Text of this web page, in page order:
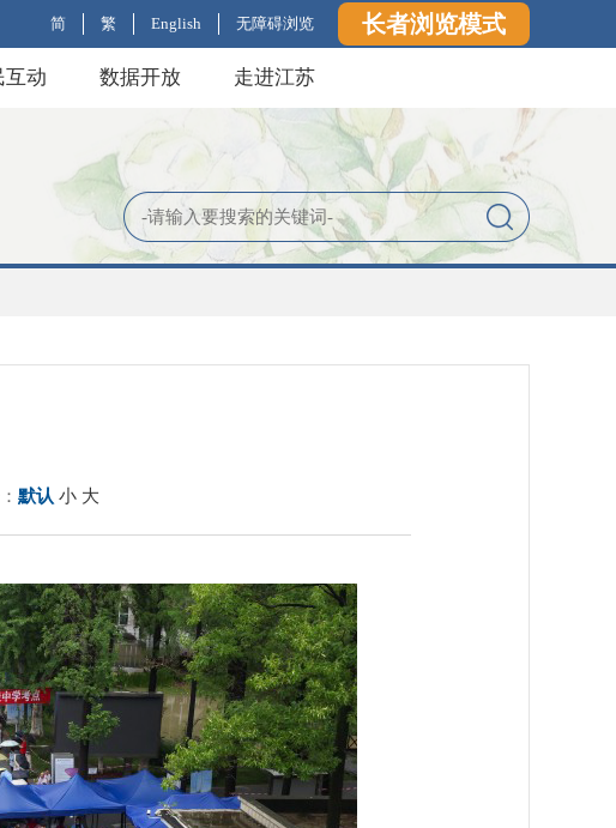
简 繁 English 无障碍浏览 长者浏览模式
互动 数据开放 走进江苏
默认 小 大